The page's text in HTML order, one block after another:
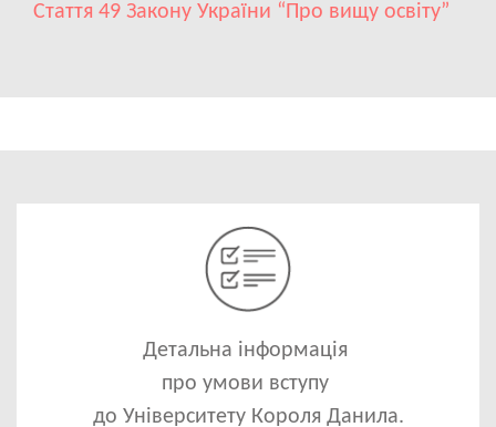
Стаття 49 Закону України “Про вищу освіту”
Image
Детальна інформація
про умови вступу
до Університету Короля Данила.